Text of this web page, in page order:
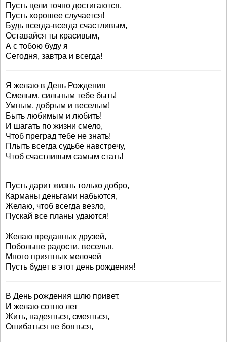
Пусть цели точно достигаются,
Пусть хорошее случается!
Будь всегда-всегда счастливым,
Оставайся ты красивым,
А с тобою буду я
Сегодня, завтра и всегда!
Я желаю в День Рождения
Смелым, сильным тебе быть!
Умным, добрым и веселым!
Быть любимым и любить!
И шагать по жизни смело,
Чтоб преград тебе не знать!
Плыть всегда судьбе навстречу,
Чтоб счастливым самым стать!
Пусть дарит жизнь только добро,
Карманы деньгами набьются,
Желаю, чтоб всегда везло,
Пускай все планы удаются!
Желаю преданных друзей,
Побольше радости, веселья,
Много приятных мелочей
Пусть будет в этот день рождения!
В День рождения шлю привет.
И желаю сотню лет
Жить, надеяться, смеяться,
Ошибаться не бояться,